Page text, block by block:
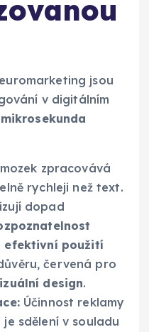
jsou
v digitálním
mikrosekunda
zpracovává
rychleji než text.
dopad
efektivní použití
červená pro
design.
Účinnost reklamy
sdělení v souladu